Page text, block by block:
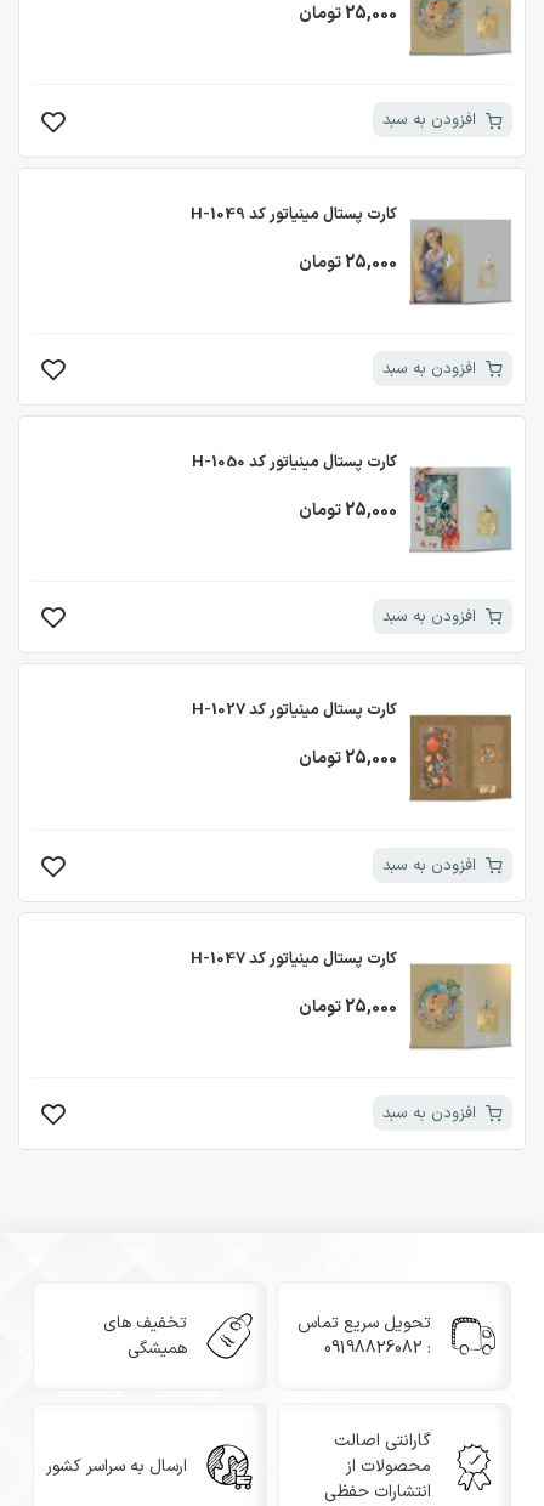
25,000 تومان
افزودن به سبد
کارت پستال مینیاتور کد H-1049
25,000 تومان
افزودن به سبد
کارت پستال مینیاتور کد H-1050
25,000 تومان
افزودن به سبد
کارت پستال مینیاتور کد H-1027
25,000 تومان
افزودن به سبد
کارت پستال مینیاتور کد H-1047
25,000 تومان
افزودن به سبد
تحویل سریع تماس
: 09198826082
تخفیف های
همیشگی
گارانتی اصالت
محصولات از
انتشارات حفظی
ارسال به سراسر کشور